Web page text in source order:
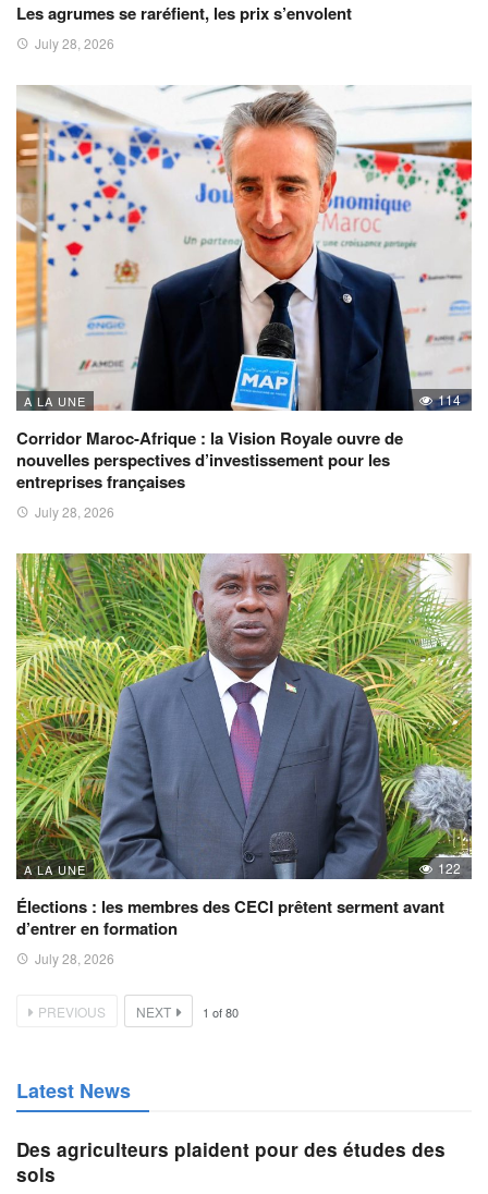
Les agrumes se raréfient, les prix s’envolent
July 28, 2026
A LA UNE 114
Corridor Maroc-Afrique : la Vision Royale ouvre de
nouvelles perspectives d’investissement pour les
entreprises françaises
July 28, 2026
A LA UNE 122
Élections : les membres des CECI prêtent serment avant
d’entrer en formation
July 28, 2026
PREVIOUS NEXT 1 of80
Latest News
Des agriculteurs plaident pour des études des
sols